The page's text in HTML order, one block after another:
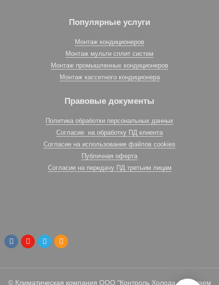
Популярные услуги
Монтаж кондиционеров
Монтаж мульти сплит систем
Монтаж промышленных кондиционеров
Монтаж кассетного кондиционера
Правовые документы
Политика обработки персональных данных
Согласие на обработку ПД клиента
Согласие на использование файлов cookies
Публичная оферта
Согласие на передачу ПД третьим лицам
© Климатическая компания ООО "Контроль Холода. Работаем